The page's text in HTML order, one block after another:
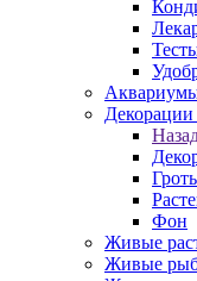
Декорации
Фон
Живые
Живые